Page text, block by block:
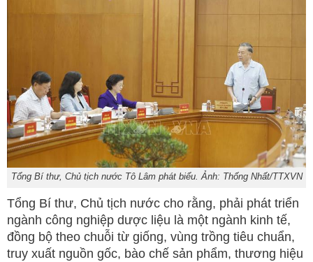
Tổng Bí thư, Chủ tịch nước Tô Lâm phát biểu. Ảnh: Thống Nhất/TTXVN
Tổng Bí thư, Chủ tịch nước cho rằng, phải phát triển
ngành công nghiệp dược liệu là một ngành kinh tế,
đồng bộ theo chuỗi từ giống, vùng trồng tiêu chuẩn,
truy xuất nguồn gốc, bào chế sản phẩm, thương hiệu